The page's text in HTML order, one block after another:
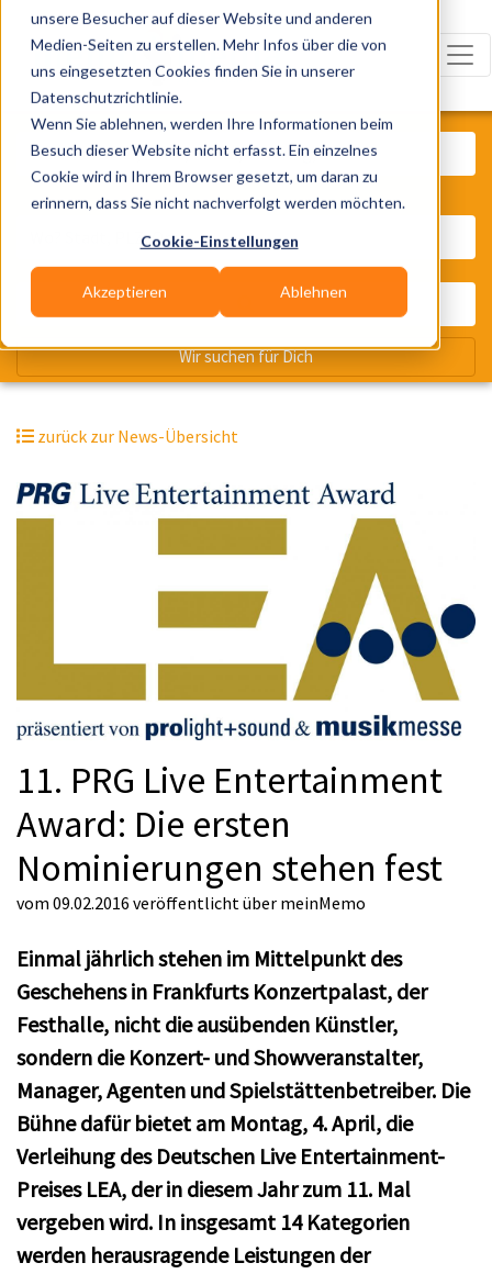
unsere Besucher auf dieser Website und anderen
Medien-Seiten zu erstellen. Mehr Infos über die von
uns eingesetzten Cookies finden Sie in unserer
Datenschutzrichtlinie.
Wenn Sie ablehnen, werden Ihre Informationen beim
Besuch dieser Website nicht erfasst. Ein einzelnes
Cookie wird in Ihrem Browser gesetzt, um daran zu
erinnern, dass Sie nicht nachverfolgt werden möchten.
Cookie-Einstellungen
Akzeptieren Ablehnen
zurück zur News-Übersicht
11. PRG Live Entertainment
Award: Die ersten
Nominierungen stehen fest
vom 09.02.2016 veröffentlicht über meinMemo
Einmal jährlich stehen im Mittelpunkt des
Geschehens in Frankfurts Konzertpalast, der
Festhalle, nicht die ausübenden Künstler,
sondern die Konzert- und Showveranstalter,
Manager, Agenten und Spielstättenbetreiber. Die
Bühne dafür bietet am Montag, 4. April, die
Verleihung des Deutschen Live Entertainment-
Preises LEA, der in diesem Jahr zum 11. Mal
vergeben wird. In insgesamt 14 Kategorien
werden herausragende Leistungen der
Was? Künstler, Zelte, Bands,
Wo? Stadt, PLZ, Ort
Wir suchen für Dich